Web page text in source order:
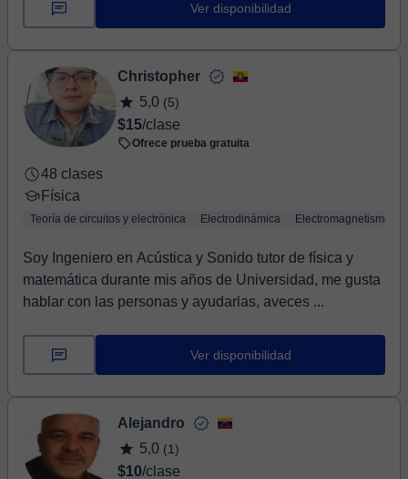
Ver disponibilidad
Christopher
5,0 (5)
$15/clase
Ofrece prueba gratuita
48 clases
Física
Teoría de circuitos y electrónica Electrodinámica Electromagnetismo
Soy Ingeniero en Acústica y Sonido tutor de física y
matemática durante mis años de Universidad, me gusta
hablar con las personas y ayudarlas, aveces ...
Ver disponibilidad
Alejandro
5,0 (1)
$10/clase